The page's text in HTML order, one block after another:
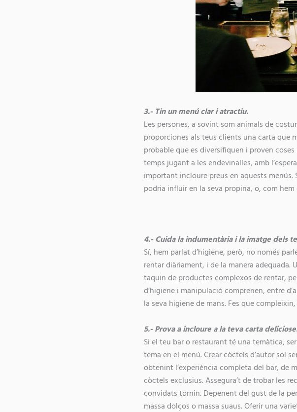
3.- Tin un menú clar i atractiu.
Les persones, a sovint som animals de
proporciones als teus clients una carta que
probable que es diversifiquen i proven
temps jugant a les endevinalles, amb
important incloure preus en aquests menús.
podria influir en la seva propina, o, com
4.- Cuida la indumentària i la imatge dels
Sí, hem parlat d’higiene, però, no només
rentar diàriament, i de la manera adequada.
taquin de productes complexos de rentar,
d’higiene i manipulació comprenen, entre
la seva higiene de mans. Fes que compleixin,
5.- Prova a incloure a la teva carta
Si el teu bar o restaurant té una temàtica,
tema en el menú. Crear còctels d’autor sol
obtenint l’experiència completa del bar, de
còctels exclusius. Assegura’t de trobar les
convidats tornin. Depenent del gust de la
massa dolços o massa suaus. Oferir una